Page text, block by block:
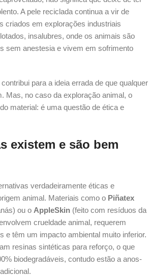
A pele reciclada continua a vir de
criados em explorações industriais
insalubres, onde os animais são
sem anestesia e vivem em sofrimento
para a ideia errada de que qualquer
Mas, no caso da exploração animal, o
material: é uma questão de ética e
existem e são bem
verdadeiramente éticas e
animal. Materiais como o Piñatex
ou o AppleSkin (feito com resíduos da
crueldade animal, requerem
e têm um impacto ambiental muito inferior.
resinas sintéticas para reforço, o que
biodegradáveis, contudo estão a anos-